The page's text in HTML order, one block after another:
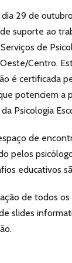
29 de
suporte ao
de
Centro.
é certificada
potenciem a
Psicologia
de
pelos
educativos
de todos
slides